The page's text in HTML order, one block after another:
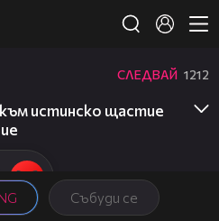
Събуди се
СЛЕДВАЙ 1212
истинско щастие